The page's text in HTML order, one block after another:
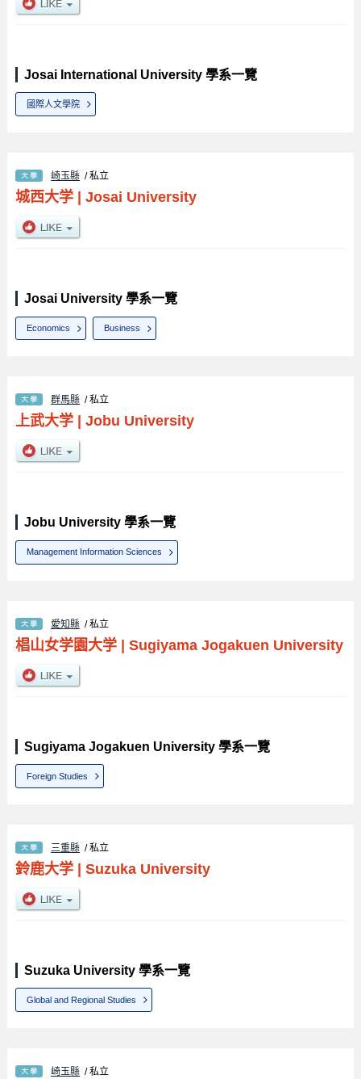
Josai International University 學系一覽
國際人文學院
崎玉縣 / 私立
城西大学| Josai University
Josai University 學系一覽
Economics Business
群馬縣 / 私立
上武大学| Jobu University
Jobu University 學系一覽
Management Information Sciences
愛知縣 / 私立
椙山女学園大学| Sugiyama Jogakuen University
Sugiyama Jogakuen University 學系一覽
Foreign Studies
三重縣 / 私立
鈴鹿大学| Suzuka University
Suzuka University 學系一覽
Global and Regional Studies
崎玉縣 / 私立